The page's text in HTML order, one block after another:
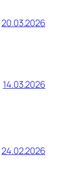
20.03.2026
14.03.2026
24.02.2026